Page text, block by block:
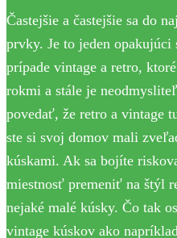
Častejšie a častejšie sa do
prvky. Je to jeden
prípade vintage a retro,
rokmi a stále je
povedať, že retro a vintage
ste si svoj domov mali
kúskami. Ak sa bojíte
miestnosť premeniť na štýl
nejaké malé kúsky. Čo tak
vintage kúskov ako